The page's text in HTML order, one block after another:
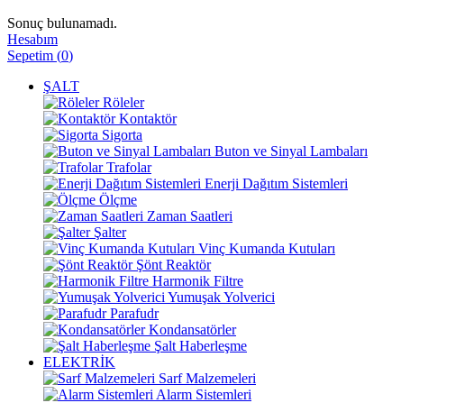
Sonuç bulunamadı.
Hesabım
Sepetim (0)
ŞALT
Röleler
Kontaktör
Sigorta
Buton ve Sinyal Lambaları
Trafolar
Enerji Dağıtım Sistemleri
Ölçme
Zaman Saatleri
Şalter
Vinç Kumanda Kutuları
Şönt Reaktör
Harmonik Filtre
Yumuşak Yolverici
Parafudr
Kondansatörler
Şalt Haberleşme
ELEKTRİK
Sarf Malzemeleri
Alarm Sistemleri